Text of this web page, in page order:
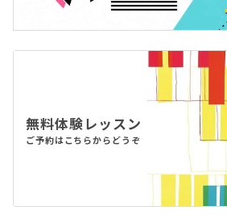
無料体験レッスン
ご予約はこちらからどうぞ